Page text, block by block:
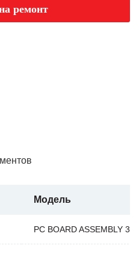
ремонт
Модель
PC BOARD ASSEMBLY